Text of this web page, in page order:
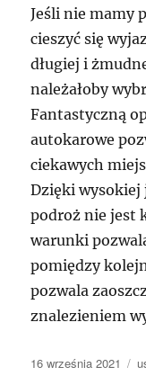
Jeśli nie mamy
cieszyć się
długiej i
należałoby
Fantastyczną
autokarowe
ciekawych
Dzięki wysokiej
podroż nie jest
warunki
pomiędzy
pozwala
znalezieniem
Data
16 września 2021